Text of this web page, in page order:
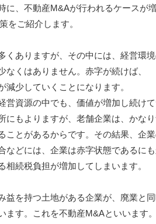
、不動産M&Aが行われるケースが増
をご紹介します。
ありますが、その中には、経営環
なくはありません。赤字が続けば、
少していくことになります。
営資源の中でも、価値が増加し続けて
にもよりますが、老舗企業は、かな
ことがあるからです。その結果、企
などには、企業は赤字状態であるにも
相続税負担が増加してしまいます。
を持つ土地がある企業が、廃業と
す。これを不動産M&Aといいます。